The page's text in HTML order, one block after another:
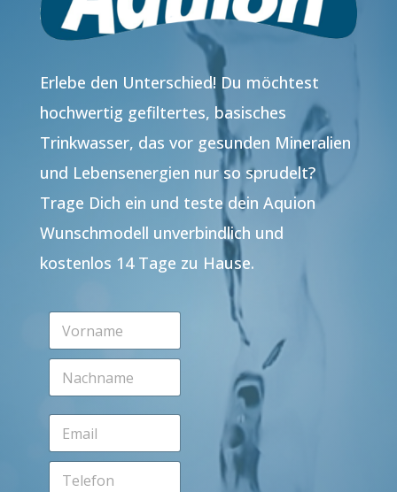
Erlebe den Unterschied! Du möchtest
hochwertig gefiltertes, basisches
Trinkwasser, das vor gesunden Mineralien
und Lebensenergien nur so sprudelt?
Trage Dich ein und teste dein Aquion
Wunschmodell unverbindlich und
kostenlos 14 Tage zu Hause.
V
r
m
e
N
c
h
a
m
E
a
T